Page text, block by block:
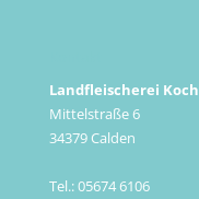
Landfleischerei Koch
Mittelstraße 6
34379 Calden
Tel.: 05674 6106